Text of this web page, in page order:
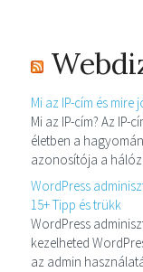
Mi az IP-cím és
Mi az IP-cím? Az
életben a
azonosítója a
WordPress
15+ Tipp és trükk
WordPress
kezelheted
az admin